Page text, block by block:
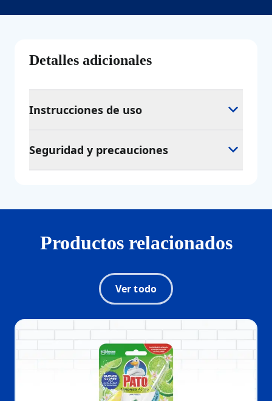
Detalles adicionales
Instrucciones de uso
Seguridad y precauciones
Productos relacionados
Ver todo